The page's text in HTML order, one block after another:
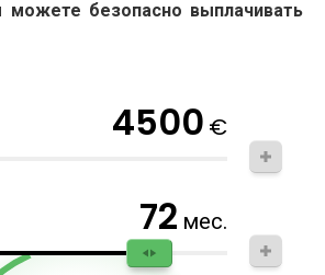
безопасно выплачивать
4500 €
72 мес.